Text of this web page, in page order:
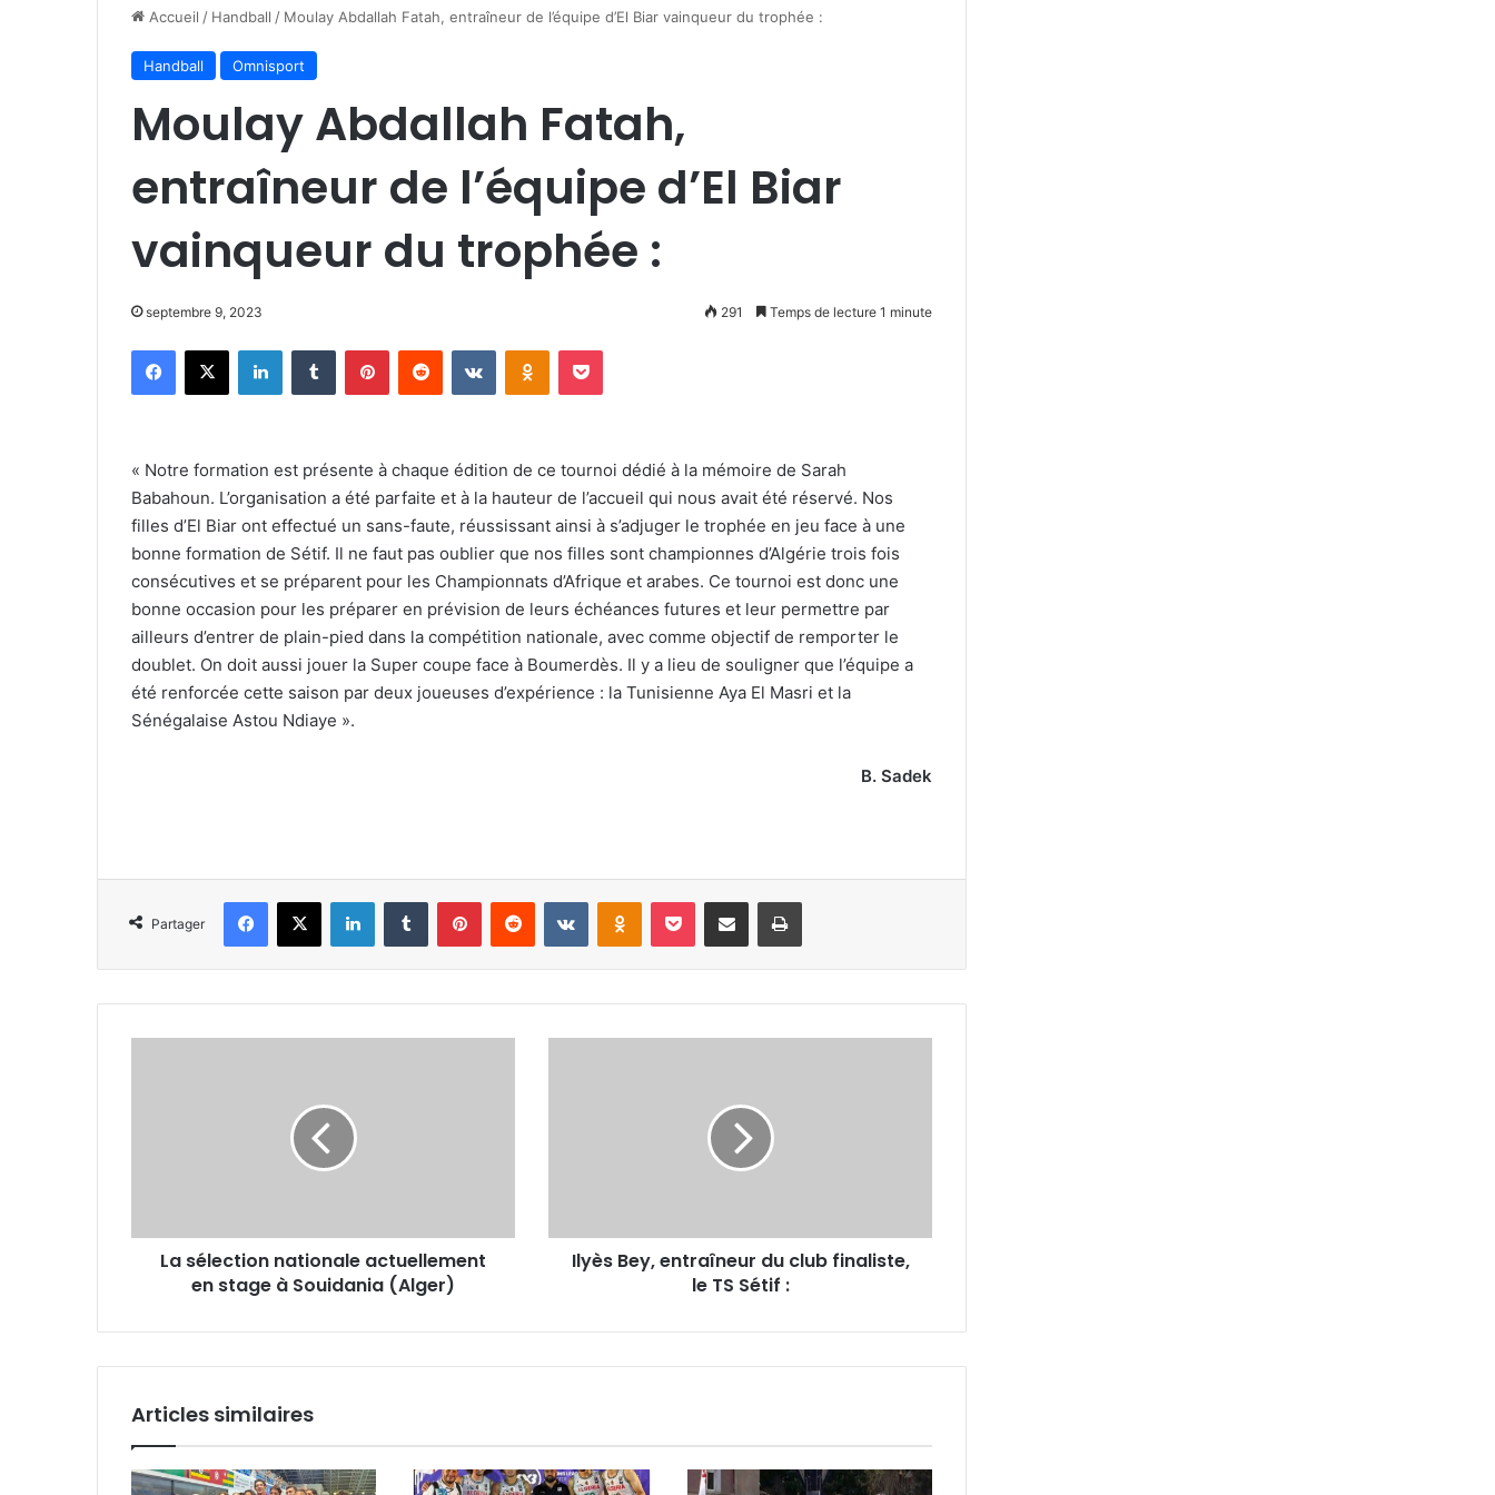
Accueil / Handball / Moulay Abdallah Fatah, entraîneur de l’équipe d’El Biar vainqueur du trophée :
Handball Omnisport
Moulay Abdallah Fatah,
entraîneur de l’équipe d’El Biar
vainqueur du trophée :
septembre 9, 2023 291 Temps de lecture 1 minute
Facebook
X LinkedinTumblr PinterestReddit VKontakteOdnoklassniki
Pocket
« Notre formation est présente à chaque édition de ce tournoi dédié à la mémoire de Sarah
Babahoun. L’organisation a été parfaite et à la hauteur de l’accueil qui nous avait été réservé. Nos
filles d’El Biar ont effectué un sans-faute, réussissant ainsi à s’adjuger le trophée en jeu face à une
bonne formation de Sétif. Il ne faut pas oublier que nos filles sont championnes d’Algérie trois fois
consécutives et se préparent pour les Championnats d’Afrique et arabes. Ce tournoi est donc une
bonne occasion pour les préparer en prévision de leurs échéances futures et leur permettre par
ailleurs d’entrer de plain-pied dans la compétition nationale, avec comme objectif de remporter le
doublet. On doit aussi jouer la Super coupe face à Boumerdès. Il y a lieu de souligner que l’équipe a
été renforcée cette saison par deux joueuses d’expérience : la Tunisienne Aya El Masri et la
Sénégalaise Astou Ndiaye ».
B. Sadek
Partager
Facebook
X LinkedinTumblr PinterestReddit VKontakteOdnoklassniki
Pocket Partager par email Imprimer
(Alger)
La sélection nationale actuellement
en stage à Souidania (Alger)
Sétif :
Ilyès Bey, entraîneur du club finaliste,
le TS Sétif :
Articles similaires